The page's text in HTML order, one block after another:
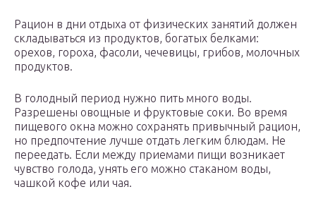
Рацион в дни отдыха от физических занятий должен
складываться из продуктов, богатых белками:
орехов, гороха, фасоли, чечевицы, грибов, молочных
продуктов.
В голодный период нужно пить много воды.
Разрешены овощные и фруктовые соки. Во время
пищевого окна можно сохранять привычный рацион,
но предпочтение лучше отдать легким блюдам. Не
переедать. Если между приемами пищи возникает
чувство голода, унять его можно стаканом воды,
чашкой кофе или чая.